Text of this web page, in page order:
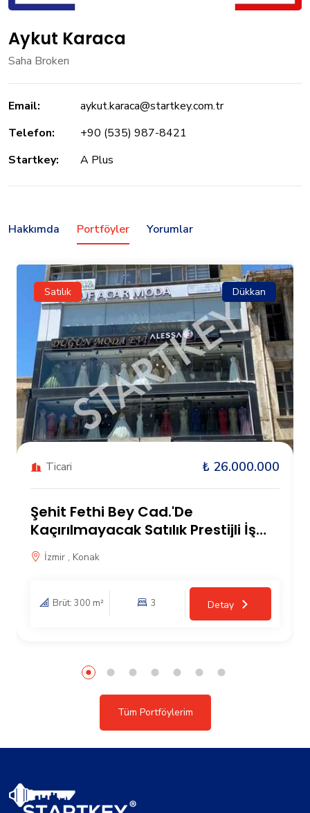
Aykut Karaca
Saha Brokerı
Email:
aykut.karaca@startkey.com.tr
Telefon:
+90 (535) 987-8421
Startkey:
A Plus
Hakkımda Portföyler Yorumlar
Satılık Dükkan
Ticari ₺ 26.000.000
Şehit Fethi Bey Cad.'De
Kaçırılmayacak Satılık Prestijli İş
Yeriİzmir , Konak
Brüt: 300 m² 3 Detay
Tüm Portföylerim